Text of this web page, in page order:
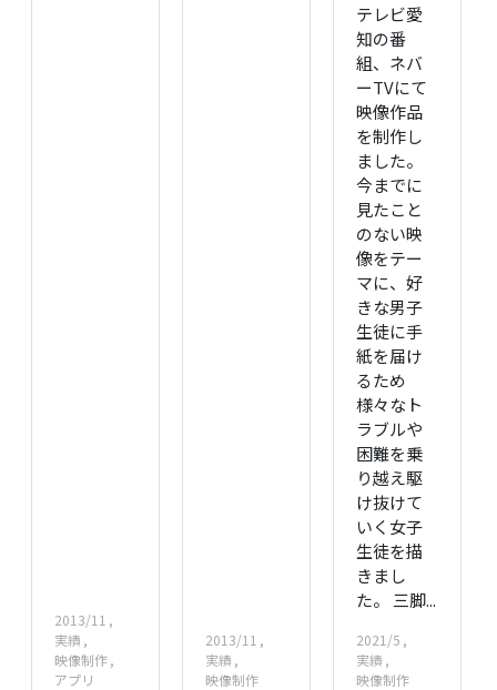
2013/11
実績
映像制作
アプリ
2013/11
実績
映像制作
テレビ愛
知の番
組、ネバ
ーTVにて
映像作品
を制作し
ました。
今までに
見たこと
のない映
像をテー
マに、好
きな男子
生徒に手
紙を届け
るため
様々なト
ラブルや
困難を乗
り越え駆
け抜けて
いく女子
生徒を描
きまし
た。 三脚...
2021/5
実績
映像制作